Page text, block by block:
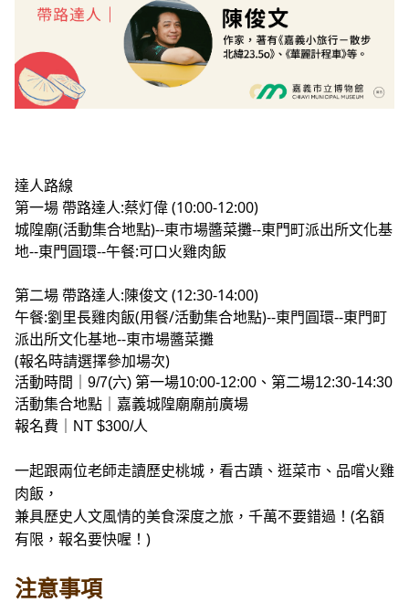
達人路線
第一場 帶路達人:蔡灯偉 (10:00-12:00)
城隍廟(活動集合地點)--東市場醬菜攤--東門町派出所文化基
地--東門圓環--午餐:可口火雞肉飯
第二場 帶路達人:陳俊文 (12:30-14:00)
午餐:劉里長雞肉飯(用餐/活動集合地點)--東門圓環--東門町
派出所文化基地--東市場醬菜攤
(報名時請選擇參加場次)
活動時間｜9/7(六) 第一場10:00-12:00、第二場12:30-14:30
活動集合地點｜嘉義城隍廟廟前廣場
報名費｜NT $300/人
一起跟兩位老師走讀歷史桃城，看古蹟、逛菜市、品嚐火雞
肉飯，
兼具歷史人文風情的美食深度之旅，千萬不要錯過！(名額
有限，報名要快喔！)
注意事項